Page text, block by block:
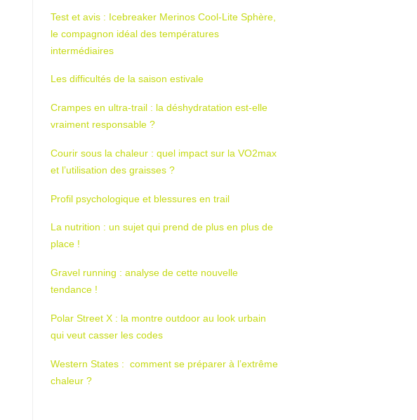
Test et avis : Icebreaker Merinos Cool-Lite Sphère,
le compagnon idéal des températures
intermédiaires
Les difficultés de la saison estivale
Crampes en ultra-trail : la déshydratation est-elle
vraiment responsable ?
Courir sous la chaleur : quel impact sur la VO2max
et l’utilisation des graisses ?
Profil psychologique et blessures en trail
La nutrition : un sujet qui prend de plus en plus de
place !
Gravel running : analyse de cette nouvelle
tendance !
Polar Street X : la montre outdoor au look urbain
qui veut casser les codes
Western States : comment se préparer à l’extrême
chaleur ?